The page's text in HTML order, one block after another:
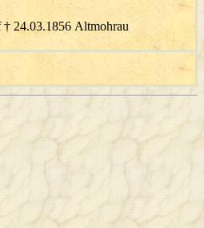
24.03.1856 Altmohrau